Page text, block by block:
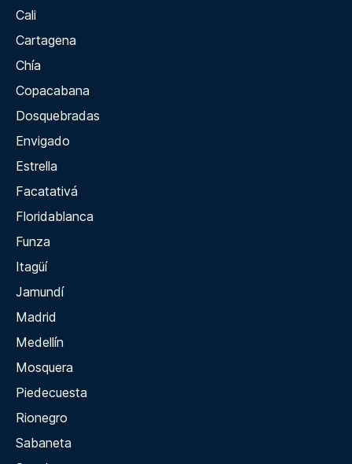
Cali
Cartagena
Chía
Copacabana
Dosquebradas
Envigado
Estrella
Facatativá
Floridablanca
Funza
Itagüí
Jamundí
Madrid
Medellín
Mosquera
Piedecuesta
Rionegro
Sabaneta